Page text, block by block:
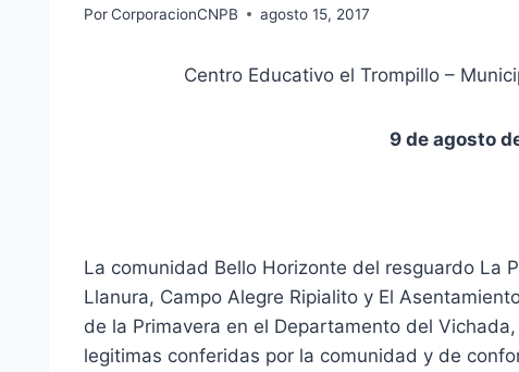
PorCorporacionCNPB agosto 15, 2017
Centro Educativo el Trompillo –
9 de agosto
La comunidad Bello Horizonte del resguardo La
Llanura, Campo Alegre Ripialito y El
de la Primavera en el Departamento del
legitimas conferidas por la comunidad y de